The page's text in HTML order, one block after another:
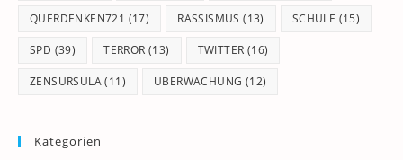
QUERDENKEN721 (17) RASSISMUS (13) SCHULE (15)
SPD (39) TERROR (13) TWITTER (16)
ZENSURSULA(11) ÜBERWACHUNG (12)
Kategorien